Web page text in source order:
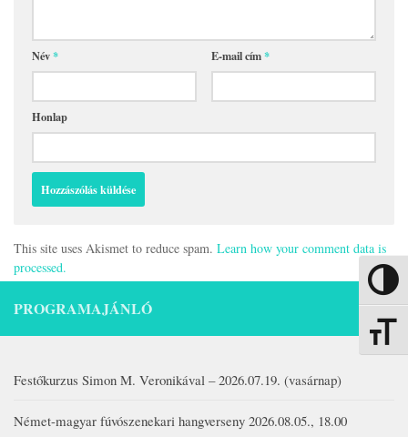
Nagy
Név* E-mail cím*
Honlap
This site uses Akismet to reduce spam. Learn how your comment data is
processed.
PROGRAMAJÁNLÓ
Festőkurzus Simon M. Veronikával – 2026.07.19. (vasárnap)
Német-magyar fúvószenekari hangverseny 2026.08.05., 18.00